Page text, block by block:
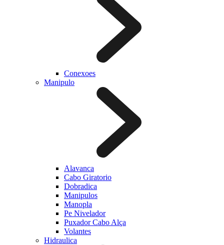
Conexoes
Manipulo
Alavanca
Cabo Giratorio
Dobradica
Manipulos
Manopla
Pe Nivelador
Puxador Cabo Alça
Volantes
Hidraulica